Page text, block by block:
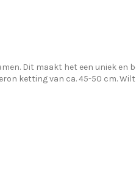
Dit maakt het een uniek en
ketting van ca. 45-50 cm.